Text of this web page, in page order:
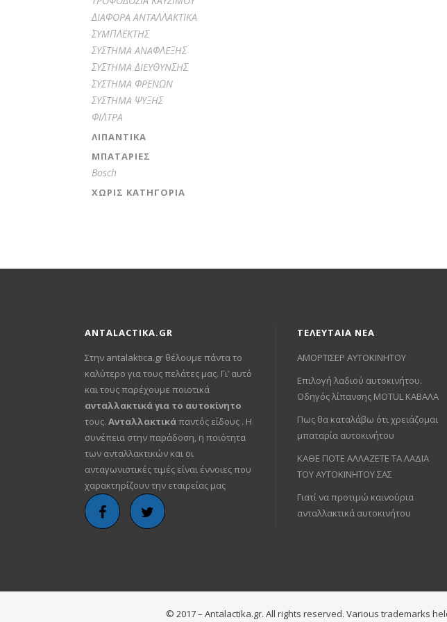
ΔIAΦOPA ANTAΛΛAKTIKA
ΣYMΠΛEKTHΣ
ΣYΣTHMA ANAΦΛEΞHΣ
ΣYΣTHMA ΔIEYΘYNΣHΣ
ΣYΣTHMA ΦPENΩN
ΣYΣTHMA ΨYΞHΣ
ΦIΛTPA
ΛΙΠΑΝΤΙΚΆ
ΜΠΑΤΑΡΊΕΣ
Bosch
ΧΩΡΊΣ ΚΑΤΗΓΟΡΊΑ
ANTALACTIKA.GR
Στην antalaktica.gr θέλουμε πάντα το
καλύτερο για τους πελάτες μας. Γι’ αυτό
και τους παρέχουμε ποιοτικά
ανταλλακτικά για το αυτοκίνητο
τους. Ανταλλακτικάπαντός είδους . Η
συνέπεια στην παράδοση, η ποιότητα
των ανταλλακτικών και οι
ανταγωνιστικές τιμές είναι έννοιες που
χαρακτηρίζουν την εταιρείας μας
ΤΕΛΕΥΤΑΙΑ ΝΕΑ
ΑΜΟΡΤΙΣΕΡ ΑΥΤΟΚΙΝΗΤΟΥ
Επιλογή λαδιού αυτοκινήτου.
Οδηγός λίπανσης MOTUL ΚΑΒΑΛΑ
Πως θα καταλάβω ότι χρειάζομαι
μπαταρία αυτοκινήτου
ΚΑΘΕ ΠΟΤΕ ΑΛΛΑΖΕΤΕ ΤΑ ΛΑΔΙΑ
ΤΟΥ ΑΥΤΟΚΙΝΗΤΟΥ ΣΑΣ
Γιατί να προτιμώ καινούρια
ανταλλακτικά αυτοκινήτου
© 2017 – Antalactika.gr. All rights reserved. Various trademarks